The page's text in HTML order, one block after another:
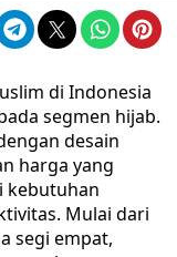
di Indonesia
segmen hijab.
desain
harga yang
kebutuhan
Mulai dari
segi empat,